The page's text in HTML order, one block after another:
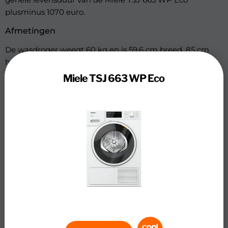
plusminus 1070 euro.
Afmetingen
De wasdroger weegt 60 kg en is 59,6 cm breed, 85 cm
hoog en 63,6 cm diep.
gezin met 3 of meer kinderen. Er kan 9 kg kleding in de
Miele TSJ 663 WP Eco.
Droog- en bouwkwaliteit wasdroger
De bouwkwaliteit van de wasdroger is: topklasse. Een
hogere bouwkwaliteit zorgt ervoor dat het apparaat
De droger heeft een maximaal geluidsniveau van: 64 dB.
Miele TSJ 663 WP Eco